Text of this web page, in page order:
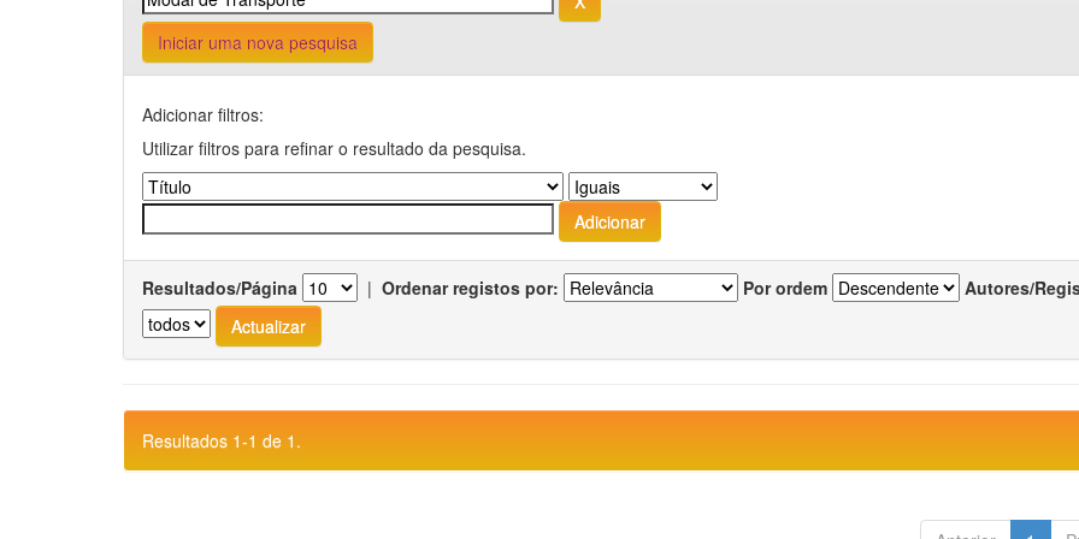
Iniciar uma nova pesquisa
Adicionar filtros:
Utilizar filtros para refinar o resultado da pesquisa.
Resultados/Página | Ordenar registos por: Por ordem Autores/
Resultados 1-1 de 1.